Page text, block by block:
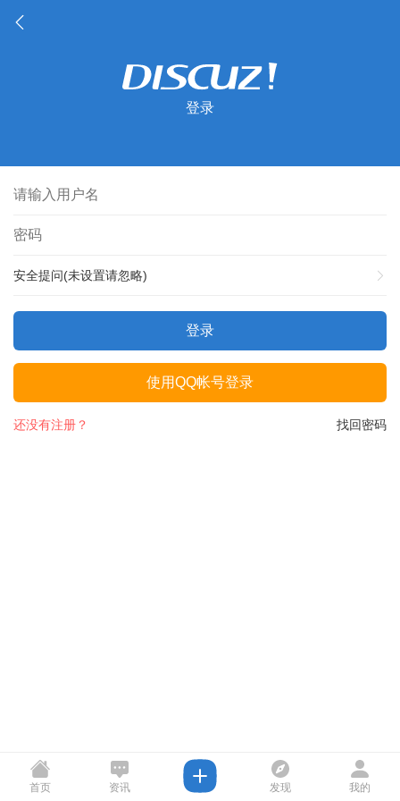
登录
安全提问(未设置请忽略)
登录
使用QQ帐号登录
找回密码
还没有注册？
首页 资讯 发现 我的